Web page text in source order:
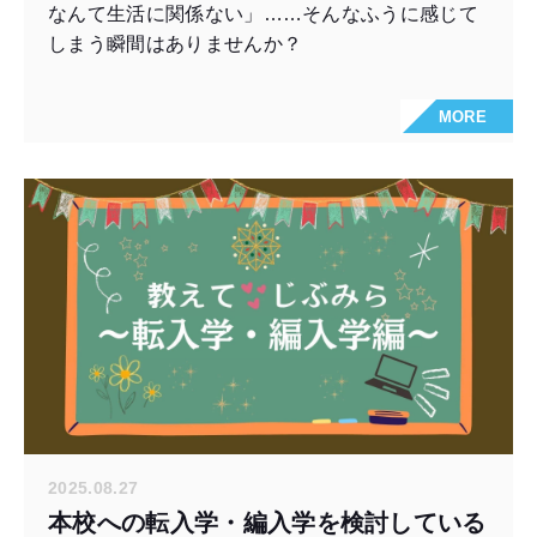
なんて生活に関係ない」……そんなふうに感じて
しまう瞬間はありませんか？
MORE
2025.08.27
本校への転入学・編入学を検討している